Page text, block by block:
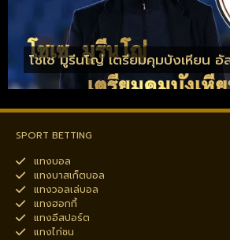
โชเซ มูรีนโญ่ เตรียมคุมบังเหียน อั
SPORT BETTING
แทงบอล
แทงบาสเก็ตบอล
แทงวอลเล่บอล
แทงฮอกกี้
แทงอีสปอร์ต
แทงไก่ชน